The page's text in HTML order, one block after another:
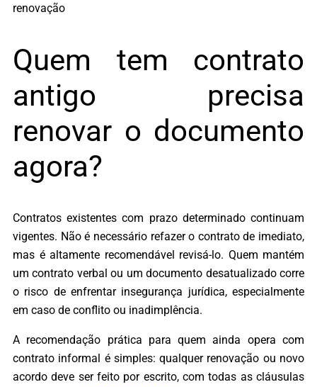
renovação
Quem tem contrato
antigo precisa
renovar o documento
agora?
Contratos existentes com prazo determinado continuam
vigentes. Não é necessário refazer o contrato de imediato,
mas é altamente recomendável revisá-lo. Quem mantém
um contrato verbal ou um documento desatualizado corre
o risco de enfrentar insegurança jurídica, especialmente
em caso de conflito ou inadimplência.
A recomendação prática para quem ainda opera com
contrato informal é simples: qualquer renovação ou novo
acordo deve ser feito por escrito, com todas as cláusulas